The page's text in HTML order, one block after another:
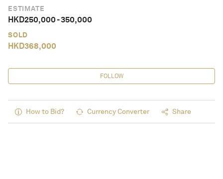
ESTIMATE
HKD250,000-350,000
SOLD
HKD368,000
FOLLOW
How to Bid? Currency Converter Share